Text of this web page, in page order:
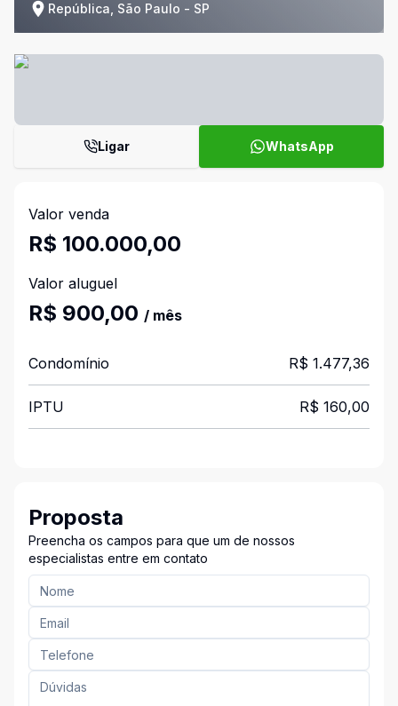
República, São Paulo - SP
Ligar WhatsApp
Valor venda
R$ 100.000,00
Valor aluguel
R$ 900,00 / mês
Condomínio R$ 1.477,36
IPTU R$ 160,00
Proposta
Preencha os campos para que um de nossos
especialistas entre em contato